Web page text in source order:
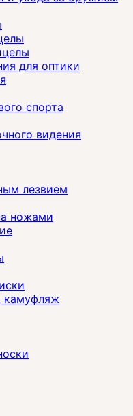
для оптики
спорта
видения
лезвием
ножами
камуфляж